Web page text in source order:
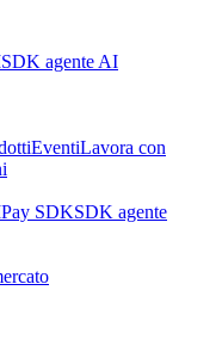
SDK agente AI
EventiLavora con
Pay SDKSDK agente